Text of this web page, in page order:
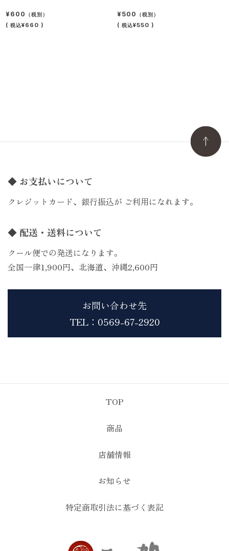
¥600 （税別）
( 税込¥660 )
¥500 （税別）
( 税込¥550 )
◆ お支払いについて
クレジットカード、銀行振込が ご利用になれます。
◆ 配送・送料について
クール便での発送になります。
全国一律1,900円、北海道、沖縄2,600円
お問い合わせ先
TEL：0569-67-2920
TOP
商品
店舗情報
お知らせ
特定商取引法に基づく表記